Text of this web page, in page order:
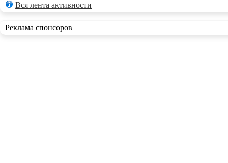
Вся лента активности
Реклама спонсоров